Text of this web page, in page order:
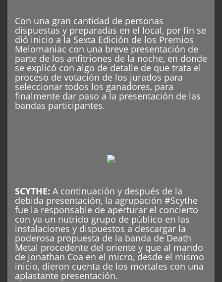
Con una gran cantidad de personas
dispuestas y preparadas en el local, por fin se
dió inicio a la Sexta Edición de los Premios
Melomaniac con una breve presentación de
parte de los anfitriones de la noche, en donde
se explicó con algo de detalle de que trata el
proceso de votación de los jurados para
seleccionar todos los ganadores, para
finalmente dar paso a la presentación de las
bandas participantes.
SCYTHE: A continuación y después de la
debida presentación, la agrupación #Scythe
fue la responsable de aperturar el concierto
con ya un nutrido grupo de público en las
instalaciones y dispuestos a descargar la
poderosa propuesta de la banda de Death
Metal procedente del oriente y que al mando
de Jonathan Coa en el micro, desde el mismo
inicio, dieron cuenta de los mortales con una
aplastante presentación.